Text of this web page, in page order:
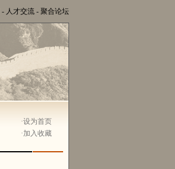
- 人才交流 - 聚合论坛
·设为首页
·加入收藏